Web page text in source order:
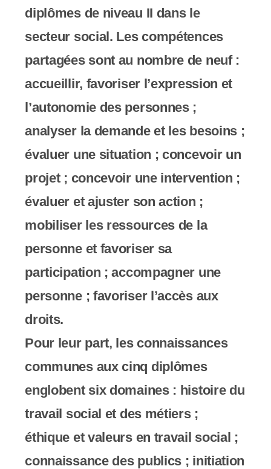
diplômes de niveau II dans le
secteur social. Les compétences
partagées sont au nombre de neuf :
accueillir, favoriser l’expression et
l’autonomie des personnes ;
analyser la demande et les besoins ;
évaluer une situation ; concevoir un
projet ; concevoir une intervention ;
évaluer et ajuster son action ;
mobiliser les ressources de la
personne et favoriser sa
participation ; accompagner une
personne ; favoriser l’accès aux
droits.
Pour leur part, les connaissances
communes aux cinq diplômes
englobent six domaines : histoire du
travail social et des métiers ;
éthique et valeurs en travail social ;
connaissance des publics ; initiation